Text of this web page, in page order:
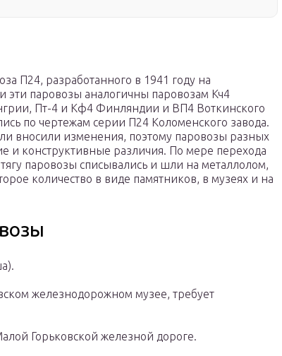
П24, разработанного в 1941 году на
эти паровозы аналогичны паровозам Кч4
Пт-4 и Кф4 Финляндии и ВП4 Воткинского
по чертежам серии П24 Коломенского завода.
вносили изменения, поэтому паровозы разных
и конструктивные различия. По мере перехода
паровозы списывались и шли на металлолом,
количество в виде памятников, в музеях и на
железнодорожном музее, требует
Горьковской железной дороге.